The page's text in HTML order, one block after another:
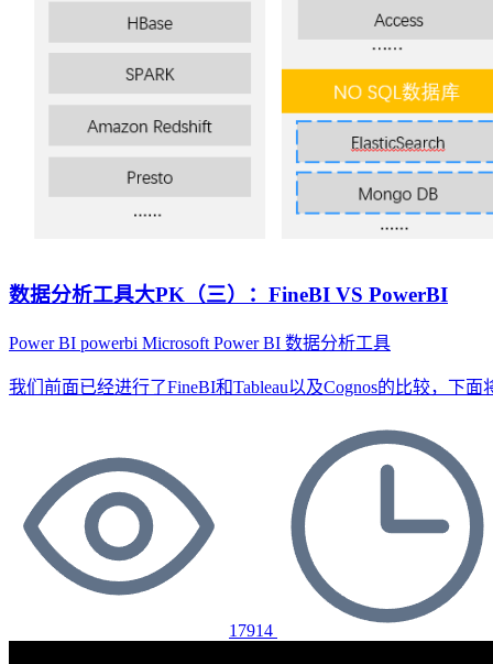
数据分析工具大PK（三）：FineBI VS PowerBI
Power BI powerbi Microsoft Power BI 数据分析工具
我们前面已经进行了FineBI和Tableau以及Cognos的比较，下
17914